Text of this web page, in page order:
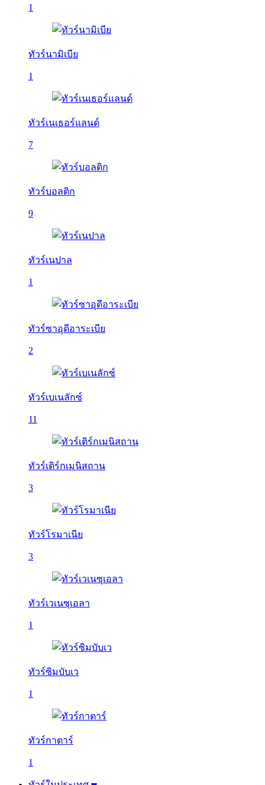
1
ทัวร์นามิเบีย
1
ทัวร์เนเธอร์แลนด์
7
ทัวร์บอลติก
9
ทัวร์เนปาล
1
ทัวร์ซาอุดีอาระเบีย
2
ทัวร์เบเนลักซ์
11
ทัวร์เติร์กเมนิสถาน
3
ทัวร์โรมาเนีย
3
ทัวร์เวเนซุเอลา
1
ทัวร์ซิมบับเว
1
ทัวร์กาตาร์
1